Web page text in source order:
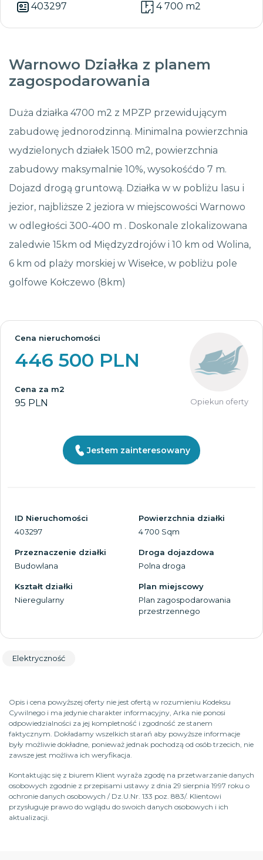
403297 4 700 m2
Warnowo Działka z planem
zagospodarowania
Duża działka 4700 m2 z MPZP przewidującym
zabudowę jednorodzinną. Minimalna powierzchnia
wydzielonych działek 1500 m2, powierzchnia
zabudowy maksymalnie 10%, wysokośćdo 7 m.
Dojazd drogą gruntową. Działka w w pobliżu lasu i
jezior, najbliższe 2 jeziora w miejscowości Warnowo
w odległości 300-400 m . Doskonale zlokalizowana
zaledwie 15km od Międzyzdrojów i 10 km od Wolina,
6 km od plaży morskiej w Wisełce, w pobliżu pole
golfowe Kołczewo (8km)
Cena nieruchomości
446 500 PLN
Cena za m2
95 PLN Opiekun oferty
Jestem zainteresowany
ID Nieruchomości
403297
Powierzchnia działki
4 700 Sqm
Przeznaczenie działki
Budowlana
Droga dojazdowa
Polna droga
Kształt działki
Nieregularny
Plan miejscowy
Plan zagospodarowania
przestrzennego
Elektryczność
Opis i cena powyższej oferty nie jest ofertą w rozumieniu Kodeksu
Cywilnego i ma jedynie charakter informacyjny, Arka nie ponosi
odpowiedzialności za jej kompletność i zgodność ze stanem
faktycznym. Dokładamy wszelkich starań aby powyższe informacje
były możliwie dokładne, ponieważ jednak pochodzą od osób trzecich, nie
zawsze jest możliwa ich weryfikacja.
Kontaktując się z biurem Klient wyraża zgodę na przetwarzanie danych
osobowych zgodnie z przepisami ustawy z dnia 29 sierpnia 1997 roku o
ochronie danych osobowych / Dz.U.Nr. 133 poz. 883/. Klientowi
przysługuje prawo do wglądu do swoich danych osobowych i ich
aktualizacji.